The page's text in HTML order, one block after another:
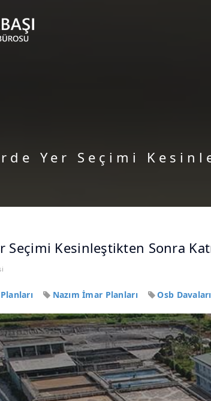
Yer Seçimi
Seçimi Kesinleştikten Sonra
Nazım İmar Planları Osb Davaları